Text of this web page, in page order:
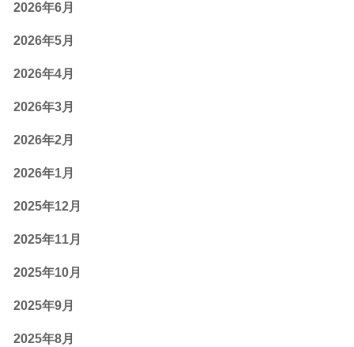
2026年6月
2026年5月
2026年4月
2026年3月
2026年2月
2026年1月
2025年12月
2025年11月
2025年10月
2025年9月
2025年8月